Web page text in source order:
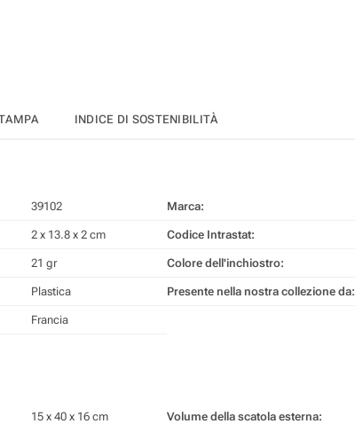
INDICE DI SOSTENIBILITÀ
39102
2 x 13.8 x 2 cm
21 gr
Plastica
Francia
Marca:
Codice Intrastat:
Colore dell'inchiostro:
Presente nella nostra collezione da:
15 x 40 x 16 cm Volume della scatola esterna: